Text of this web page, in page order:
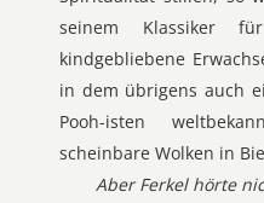
seinem Klassiker
kindgebliebene
in dem übrigens auch
Pooh-isten
scheinbare Wolken in
Aber Ferkel hörte